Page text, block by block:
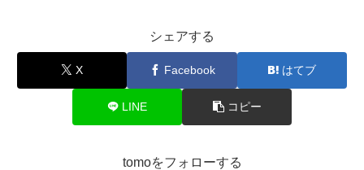
シェアする
X Facebook はてブ
LINE コピー
tomoをフォローする